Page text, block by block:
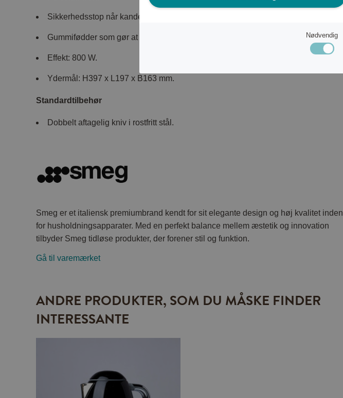
Sikkerhedsstop når kanden fjernes og ved overbelastning.
Gummifødder som gør at maskinen står fast.
Effekt: 800 W.
Ydermål: H397 x L197 x B163 mm.
Standardtilbehør
Dobbelt aftagelig kniv i rostfritt stål.
Smeg er et italiensk premiumbrand kendt for sit elegante design og høj kvalitet inden
for husholdningsapparater. Med en perfekt balance mellem æstetik og innovation
tilbyder Smeg tidløse produkter, der forener stil og funktion.
Gå til varemærket
ANDRE PRODUKTER, SOM DU MÅSKE FINDER
INTERESSANTE
Nødvendig